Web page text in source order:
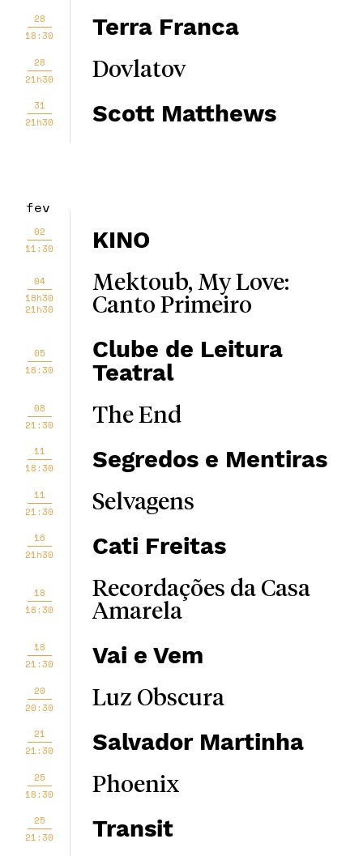
28
18:30
Terra Franca
28
21h30
Dovlatov
31
21h30
Scott Matthews
fev
02
11:30
KINO
04
18h30
21h30
Mektoub, My Love:
Canto Primeiro
05
18:30
Clube de Leitura
Teatral
08
21:30
The End
11
18:30
Segredos e Mentiras
11
21:30
Selvagens
16
21h30
Cati Freitas
18
18:30
Recordações da Casa
Amarela
18
21:30
Vai e Vem
20
20:30
Luz Obscura
21
21:30
Salvador Martinha
25
18:30
Phoenix
25
21:30
Transit